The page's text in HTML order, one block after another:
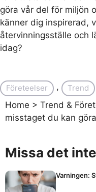
göra vår del för miljön
känner dig inspirerad,
återvinningsställe och
idag?
Företeelser , Trend
Home > Trend &
misstaget du kan
Missa det
Varningen: